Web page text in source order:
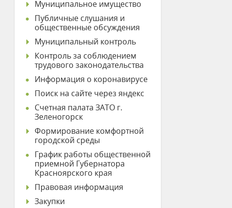
Муниципальное имущество
Публичные слушания и
общественные обсуждения
Муниципальный контроль
Контроль за соблюдением
трудового законодательства
Информация о коронавирусе
Поиск на сайте через яндекс
Счетная палата ЗАТО г.
Зеленогорск
Формирование комфортной
городской среды
График работы общественной
приемной Губернатора
Красноярского края
Правовая информация
Закупки